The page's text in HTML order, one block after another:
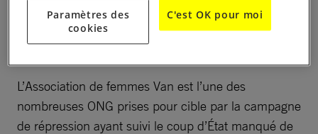
sur des populations parmi les plus isolées.
Désormais, personne n’effectuera ce travail crucial.
L’Association de femmes Van est l’une des
nombreuses ONG prises pour cible par la campagne
de répression ayant suivi le coup d’État manqué de
Paramètres des
cookies
C'est OK pour moi